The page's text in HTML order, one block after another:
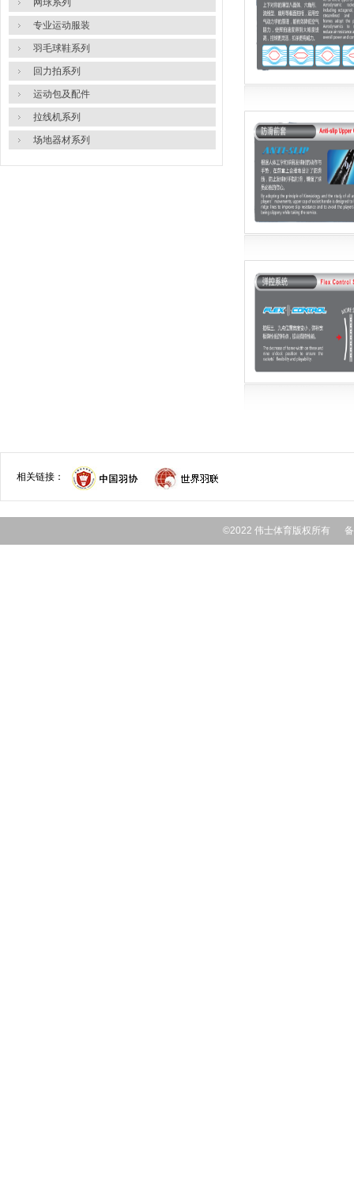
网球系列
专业运动服装
羽毛球鞋系列
回力拍系列
运动包及配件
拉线机系列
场地器材系列
相关链接：
©2022 伟士体育版权所有 备